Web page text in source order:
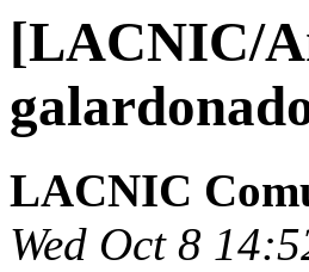
[LACNIC/
LACNIC
Wed Oct 8